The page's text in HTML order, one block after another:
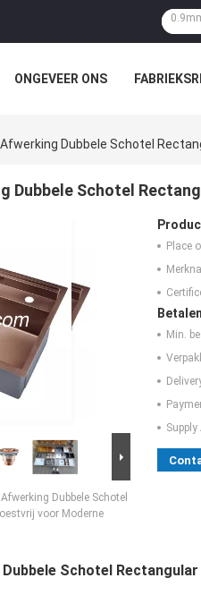
ONGEVEER ONS
Dubbele Schotel
Dubbele Schotel
Dubbele Schotel
voor Moderne
Place
Min.
Supply
Schotel